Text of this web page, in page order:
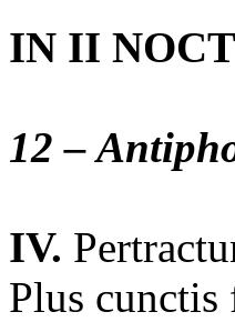
IN II
12 –
IV.
Plus cunctis